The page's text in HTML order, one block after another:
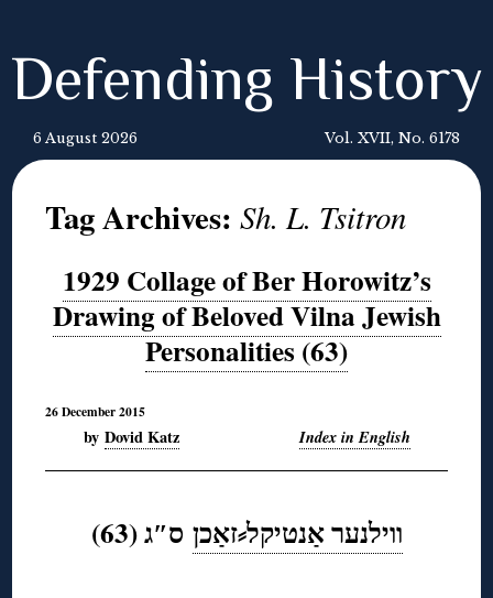
Defending History
6 August 2026 Vol. XVII, No. 6178
Tag Archives:Sh. L. Tsitron
1929 Collage of Ber Horowitz’s
Drawing of Beloved Vilna Jewish
Personalities (63)
26 December 2015
by Dovid Katz Index in English
ווילנער אַנטיקל⸗זאַכן ס″ג (63)